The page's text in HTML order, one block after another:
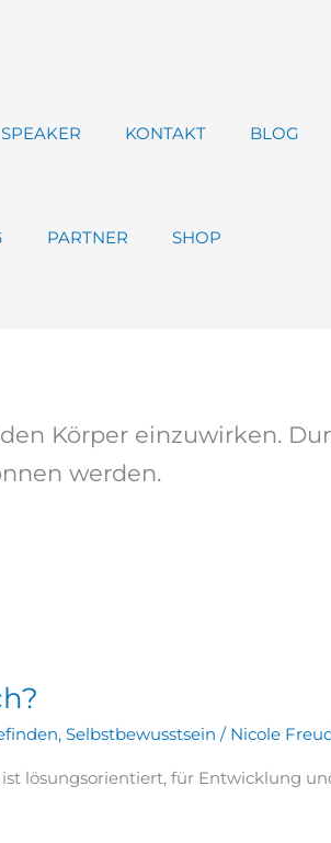
SPEAKER KONTAKT BLOG
PARTNER SHOP
Körper einzuwirken.
werden.
,Selbstbewusstsein / Nicole
lösungsorientiert, für Entwicklung